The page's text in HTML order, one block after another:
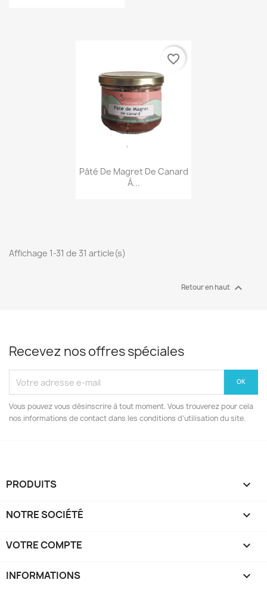
Aperçu rapide
Pâté De Magret De Canard
À...
favorite_border
Affichage 1-31 de 31 article(s)
Retour en haut 
Recevez nos offres spéciales
Vous pouvez vous désinscrire à tout moment. Vous trouverez pour cela
nos informations de contact dans les conditions d'utilisation du site.
PRODUITS 
NOTRE SOCIÉTÉ 
VOTRE COMPTE 
INFORMATIONS keyboard_arrow_down